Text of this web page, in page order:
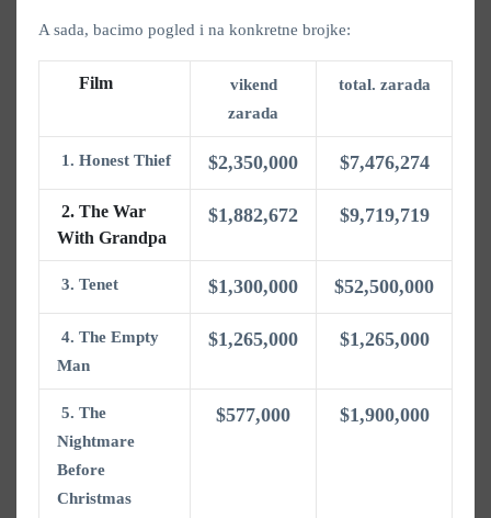
A sada, bacimo pogled i na konkretne brojke:
Film
vikend
zarada
total. zarada
1. Honest Thief $2,350,000 $7,476,274
2. The War
With Grandpa
$1,882,672 $9,719,719
3. Tenet $1,300,000 $52,500,000
4. The Empty
Man
$1,265,000 $1,265,000
5. The
Nightmare
Before
Christmas
$577,000 $1,900,000